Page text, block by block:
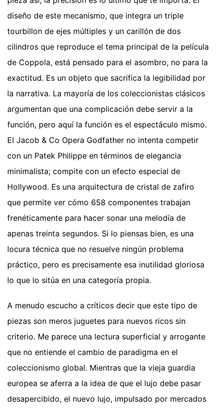
diseño de este mecanismo, que integra un triple
tourbillon de ejes múltiples y un carillón de dos
cilindros que reproduce el tema principal de la película
de Coppola, está pensado para el asombro, no para la
exactitud. Es un objeto que sacrifica la legibilidad por
la narrativa. La mayoría de los coleccionistas clásicos
argumentan que una complicación debe servir a la
función, pero aquí la función es el espectáculo mismo.
El Jacob & Co Opera Godfather no intenta competir
con un Patek Philippe en términos de elegancia
minimalista; compite con un efecto especial de
Hollywood. Es una arquitectura de cristal de zafiro
que permite ver cómo 658 componentes trabajan
frenéticamente para hacer sonar una melodía de
apenas treinta segundos. Si lo piensas bien, es una
locura técnica que no resuelve ningún problema
práctico, pero es precisamente esa inutilidad gloriosa
lo que lo sitúa en una categoría propia.
A menudo escucho a críticos decir que este tipo de
piezas son meros juguetes para nuevos ricos sin
criterio. Me parece una lectura superficial y arrogante
que no entiende el cambio de paradigma en el
coleccionismo global. Mientras que la vieja guardia
europea se aferra a la idea de que el lujo debe pasar
desapercibido, el nuevo lujo, impulsado por mercados